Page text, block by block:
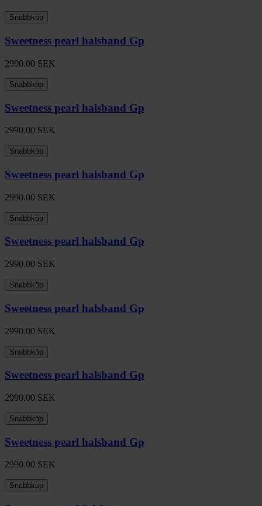
Snabbköp
Sweetness pearl halsband Gp
2990.00 SEK
Snabbköp
Sweetness pearl halsband Gp
2990.00 SEK
Snabbköp
Sweetness pearl halsband Gp
2990.00 SEK
Snabbköp
Sweetness pearl halsband Gp
2990.00 SEK
Snabbköp
Sweetness pearl halsband Gp
2990.00 SEK
Snabbköp
Sweetness pearl halsband Gp
2990.00 SEK
Snabbköp
Sweetness pearl halsband Gp
2990.00 SEK
Snabbköp